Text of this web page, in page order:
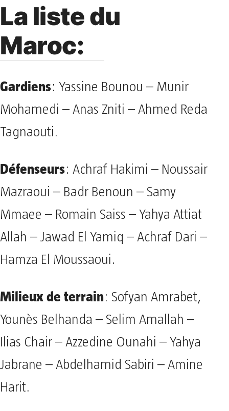
La liste du
Maroc:
Gardiens: Yassine Bounou – Munir
Mohamedi – Anas Zniti – Ahmed Reda
Tagnaouti.
Défenseurs: Achraf Hakimi – Noussair
Mazraoui – Badr Benoun – Samy
Mmaee – Romain Saiss – Yahya Attiat
Allah – Jawad El Yamiq – Achraf Dari –
Hamza El Moussaoui.
Milieux de terrain: Sofyan Amrabet,
Younès Belhanda – Selim Amallah –
Ilias Chair – Azzedine Ounahi – Yahya
Jabrane – Abdelhamid Sabiri – Amine
Harit.